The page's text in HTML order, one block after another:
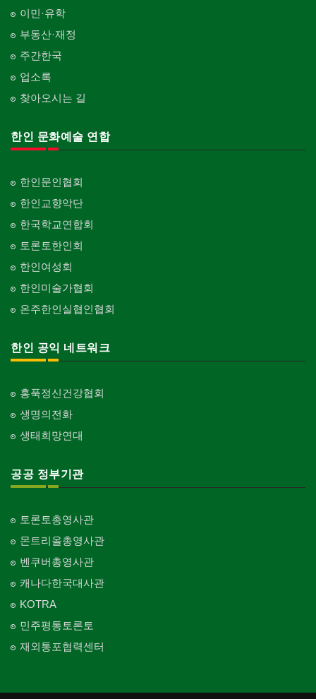
Cleaning
카펫 청소
Carpet Cleaning
판촉물
gifts for events
Franchise
해충구제
현금인출기
ATM
Art Gallery/Framing
행사/이벤트
인벤토리
인터넷/소프트웨어 개발
Internet/Software Development
Curtain/Carpet
Wall Paper/Paint
가라지/그라지/차고
Garage Door
Engineering
Architectural Designer
건축개발
피트니스/헬스
Fitness
산후조리서비스
동창회-대학교
Alumni University
동창회-중·고등학교
Alumni Middle·High School
단체-협회
단체-스포츠
Organization-Sports
단체-음악/미술
Organization-Music/Art
Organization-Buddhist
Organization-Christianity
교회-장로교회
Church-Presbyterian
Church-United
Church-7th Day Adventist
교회-씨 앤 엠에이
Church-C & MA
Church-Full Gospel
Church-Evangelical
Church-Mission
Church-Independent
교회-기타
교회-구세군
이민·유학
부동산·재정
주간한국
업소록
찾아오시는 길
한인 문화예술 연합
한인문인협회
한인교향악단
한국학교연합회
토론토한인회
한인여성회
한인미술가협회
온주한인실협인협회
한인 공익 네트워크
홍푹정신건강협회
생명의전화
생태희망연대
공공 정부기관
토론토총영사관
몬트리올총영사관
벤쿠버총영사관
캐나다한국대사관
KOTRA
민주평통토론토
재외통포협력센터